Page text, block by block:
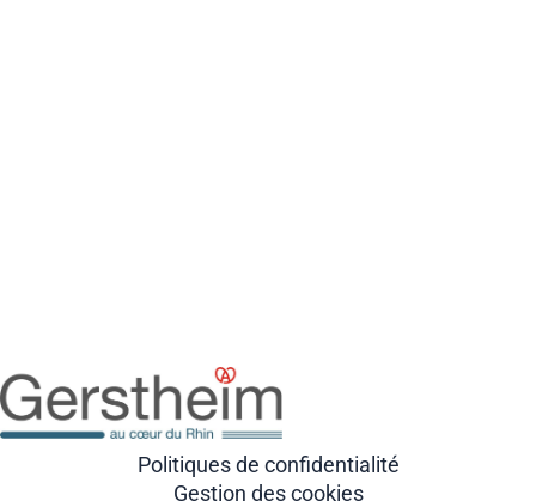
Politiques de confidentialité
Gestion des cookies